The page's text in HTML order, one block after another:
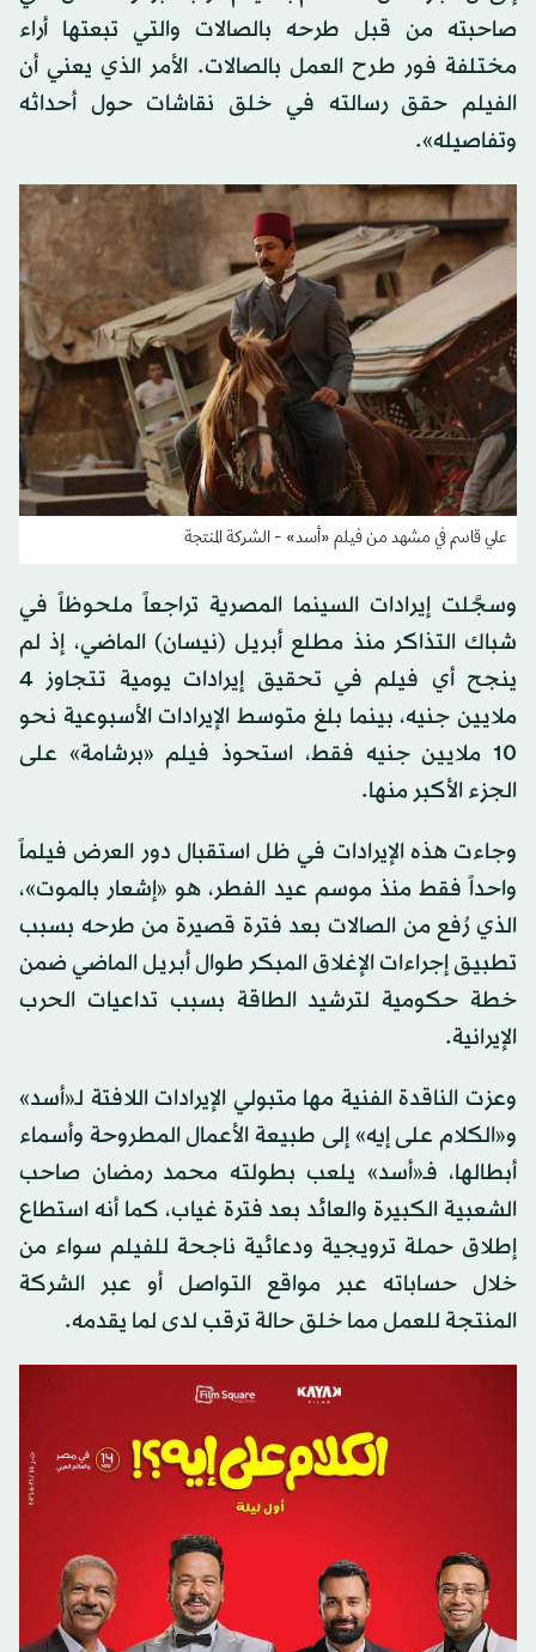
صاحبته من قبل طرحه بالصالات والتي تبعتها أراء
مختلفة فور طرح العمل بالصالات. الأمر الذي يعني أن
الفيلم حقق رسالته في خلق نقاشات حول أحداثه
وتفاصيله».
علي قاسم في مشهد من فيلم «أسد» - الشركة المنتجة
وسجَّلت إيرادات السينما المصرية تراجعاً ملحوظاً في
شباك التذاكر منذ مطلع أبريل (نيسان) الماضي، إذ لم
ينجح أي فيلم في تحقيق إيرادات يومية تتجاوز 4
ملايين جنيه، بينما بلغ متوسط الإيرادات الأسبوعية نحو
10 ملايين جنيه فقط، استحوذ فيلم «برشامة» على
الجزء الأكبر منها.
وجاءت هذه الإيرادات في ظل استقبال دور العرض فيلماً
واحداً فقط منذ موسم عيد الفطر، هو «إشعار بالموت»،
الذي رُفع من الصالات بعد فترة قصيرة من طرحه بسبب
تطبيق إجراءات الإغلاق المبكر طوال أبريل الماضي ضمن
خطة حكومية لترشيد الطاقة بسبب تداعيات الحرب
الإيرانية.
وعزت الناقدة الفنية مها متبولي الإيرادات اللافتة لـ«أسد»
و«الكلام على إيه» إلى طبيعة الأعمال المطروحة وأسماء
أبطالها، فـ«أسد» يلعب بطولته محمد رمضان صاحب
الشعبية الكبيرة والعائد بعد فترة غياب، كما أنه استطاع
إطلاق حملة ترويجية ودعائية ناجحة للفيلم سواء من
خلال حساباته عبر مواقع التواصل أو عبر الشركة
المنتجة للعمل مما خلق حالة ترقب لدى لما يقدمه.